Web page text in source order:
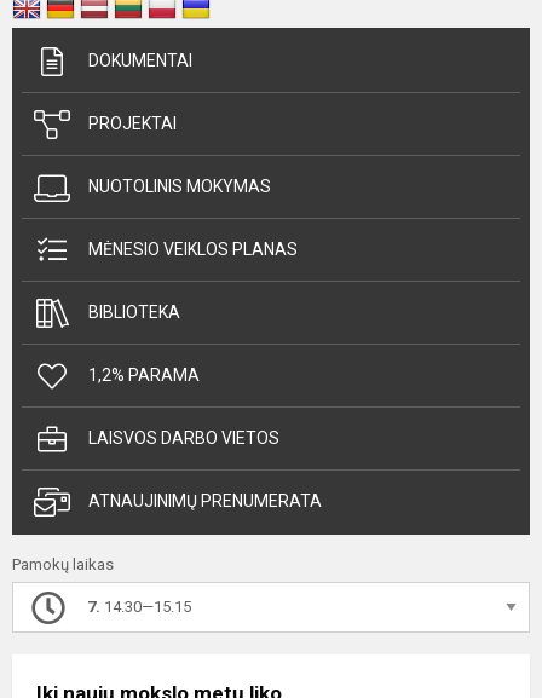
DOKUMENTAI
PROJEKTAI
NUOTOLINIS MOKYMAS
MĖNESIO VEIKLOS PLANAS
BIBLIOTEKA
1,2% PARAMA
LAISVOS DARBO VIETOS
ATNAUJINIMŲ PRENUMERATA
Pamokų laikas
7. 14.30—15.15
Iki naujų mokslo metų liko